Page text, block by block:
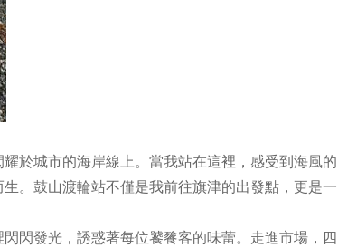
於城市的海岸線上。當我站在這裡，感受到海風的
。鼓山渡輪站不僅是我前往旗津的出發點，更是一
閃發光，誘惑著每位饕餮客的味蕾。走進市場，四